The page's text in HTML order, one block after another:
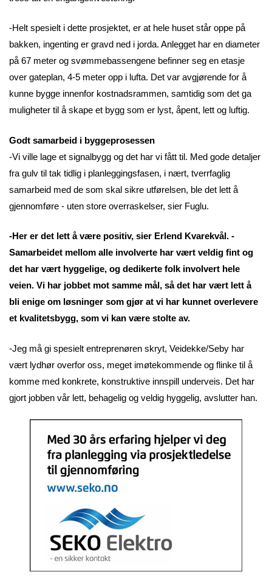
-Helt spesielt i dette prosjektet, er at hele huset står oppe på
bakken, ingenting er gravd ned i jorda. Anlegget har en diameter
på 67 meter og svømmebassengene befinner seg en etasje
over gateplan, 4-5 meter opp i lufta. Det var avgjørende for å
kunne bygge innenfor kostnadsrammen, samtidig som det ga
muligheter til å skape et bygg som er lyst, åpent, lett og luftig.
Godt samarbeid i byggeprosessen
-Vi ville lage et signalbygg og det har vi fått til. Med gode detaljer
fra gulv til tak tidlig i planleggingsfasen, i nært, tverrfaglig
samarbeid med de som skal sikre utførelsen, ble det lett å
gjennomføre - uten store overraskelser, sier Fuglu.
-Her er det lett å være positiv, sier Erlend Kvarekvål. -
Samarbeidet mellom alle involverte har vært veldig fint og
det har vært hyggelige, og dedikerte folk involvert hele
veien. Vi har jobbet mot samme mål, så det har vært lett å
bli enige om løsninger som gjør at vi har kunnet overlevere
et kvalitetsbygg, som vi kan være stolte av.
-Jeg må gi spesielt entreprenøren skryt, Veidekke/Seby har
vært lydhør overfor oss, meget imøtekommende og flinke til å
komme med konkrete, konstruktive innspill underveis. Det har
gjort jobben vår lett, behagelig og veldig hyggelig, avslutter han.